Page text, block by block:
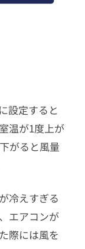
設定すると
温が1度上が
がると風量
冷えすぎる
エアコンが
際には風を